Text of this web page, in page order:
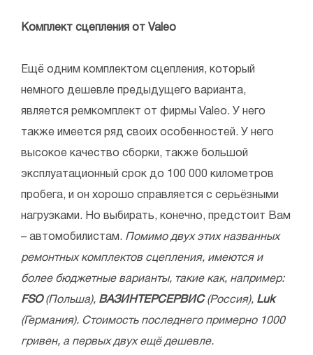
Комплект сцепления от Valeo
Ещё одним комплектом сцепления, который
немного дешевле предыдущего варианта,
является ремкомплект от фирмы Valeo. У него
также имеется ряд своих особенностей. У него
высокое качество сборки, также большой
эксплуатационный срок до 100 000 километров
пробега, и он хорошо справляется с серьёзными
нагрузками. Но выбирать, конечно, предстоит Вам
– автомобилистам. Помимо двух этих названных
ремонтных комплектов сцепления, имеются и
более бюджетные варианты, такие как, например:
FSO(Польша), ВАЗИНТЕРСЕРВИС (Россия), Luk
(Германия). Стоимость последнего примерно 1000
гривен, а первых двух ещё дешевле.